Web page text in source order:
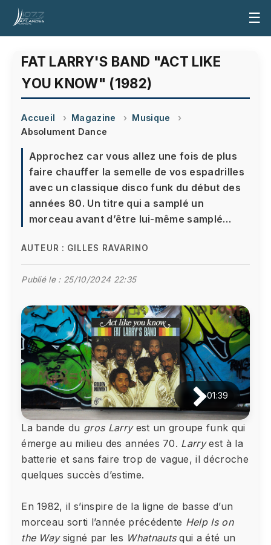
☰
FAT LARRY'S BAND "ACT LIKE
YOU KNOW" (1982)
Accueil Magazine
Musique
Absolument Dance
Approchez car vous allez une fois de plus
faire chauffer la semelle de vos espadrilles
avec un classique disco funk du début des
années 80. Un titre qui a samplé un
morceau avant d’être lui-même samplé…
AUTEUR : GILLES RAVARINO
Publié le : 25/10/2024 22:35
01:39
La bande du gros Larryest un groupe funk qui
émerge au milieu des années 70. Larryest à la
batterie et sans faire trop de vague, il décroche
quelques succès d’estime.
En 1982, il s’inspire de la ligne de basse d’un
morceau sorti l’année précédente Help Is on
the Waysigné par les Whatnautsqui a été un